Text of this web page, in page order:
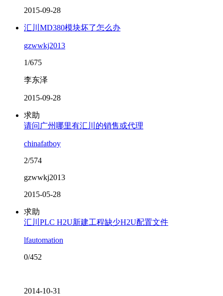
2015-09-28
汇川MD380模块坏了怎么办
gzwwkj2013
1/675
李东泽
2015-09-28
求助
请问广州哪里有汇川的销售或代理
chinafatboy
2/574
gzwwkj2013
2015-05-28
求助
汇川PLC H2U新建工程缺少H2U配置文件
lfautomation
0/452
2014-10-31